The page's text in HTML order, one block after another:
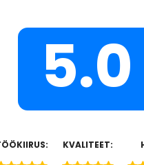
5.0
KVALITEET: